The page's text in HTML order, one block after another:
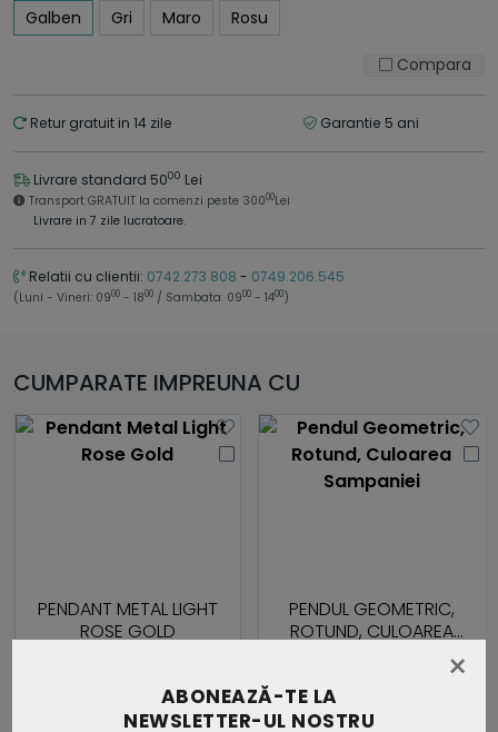
Galben Gri Maro Rosu
Compara
Retur gratuit in 14 zile Garantie 5 ani
Livrare standard 5000 Lei
Transport GRATUIT la comenzi peste 30000Lei
Livrare in 7 zile lucratoare.
Relatii cu clientii: 0742.273.808 - 0749.206.545
(Luni - Vineri: 0900 - 1800 / Sambata: 0900 - 1400)
CUMPARATE IMPREUNA CU
PENDANT METAL LIGHT
ROSE GOLD
ADAUGA IN COS
PENDUL GEOMETRIC,
ROTUND, CULOAREA
ADAUGA IN COS
×
ABONEAZĂ-TE LA
NEWSLETTER-UL NOSTRU